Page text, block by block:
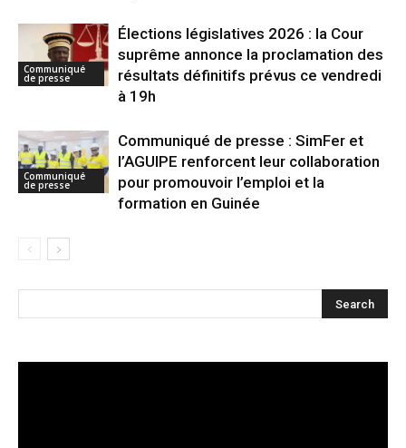
Communiqué
de presse
Élections législatives 2026 : la Cour
suprême annonce la proclamation des
résultats définitifs prévus ce vendredi
à 19h
Communiqué
de presse
Communiqué de presse : SimFer et
l’AGUIPE renforcent leur collaboration
pour promouvoir l’emploi et la
formation en Guinée